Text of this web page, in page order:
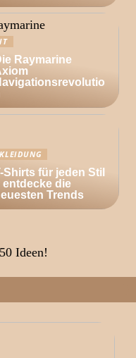
IT
Raymarine
KLEIDUNG
Shirts für jeden Stil
entdecke die
Trends
Ideen!